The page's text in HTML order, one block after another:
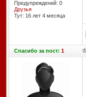
Предупреждений: 0
Друзья
Тут: 16 лет 4 месяцa
Спасибоза пост: 1